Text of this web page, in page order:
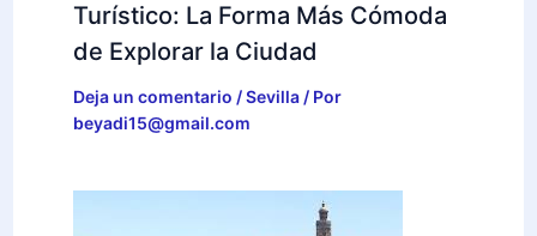
Turístico: La Forma Más Cómoda
de Explorar la Ciudad
Deja un comentario /Sevilla/ Por
beyadi15@gmail.com